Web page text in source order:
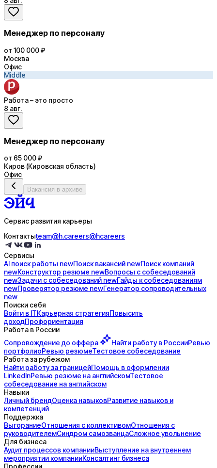
Менеджер по персоналу
от 100 000 ₽
Москва
Офис
Middle
Работа – это просто
8 авг.
Менеджер по персоналу
от 65 000 ₽
Киров (Кировская область)
Офис
Вакансия в архиве
Сервис развития карьеры
Контактыteam@h.careers@hcareers
Сервисы
AI поискработы newПоисквакансий newПоисккомпаний
newКонструктор резюме newВопросы с собеседований
newЗадачи с собеседований newГайды ксобеседованиям
newПроверятор резюме newГенератор сопроводительных
new
Поиски себя
Войти в ITКарьерная стратегияПовысить
доходПрофориентация
Работа в России
Сопровождение до оффера Найти работу в РоссииРевью
портфолиоРевью резюмеТестовое собеседование
Работа за рубежом
Найти работу за границейПомощь в оформлении
LinkedInРевью резюме на английскомТестовое
собеседование на английском
Навыки
Личный брендОценка навыковРазвитие навыков и
компетенций
Поддержка
ВыгораниеОтношения с коллективомОтношения с
руководителемСиндром самозванцаСложное увольнение
Для бизнеса
Аудит процессов компанииВыступление на внутреннем
мероприятии компанииКонсалтинг бизнеса